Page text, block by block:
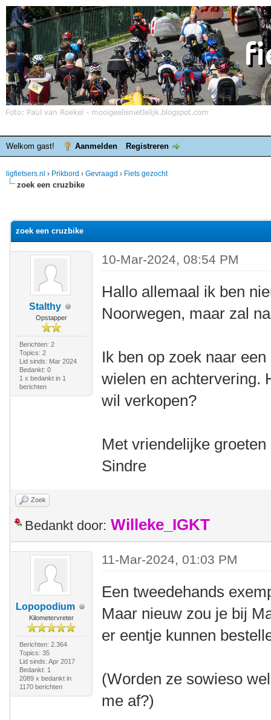
Welkom gast! Aanmelden Registreren
ligfietsers.nl › Prikbord › Gevraagd › Fiets gezocht
zoek een cruzbike
zoek een cruzbike
Stalthy
Opstapper
Berichten: 2
Topics: 2
Lid sinds: Mar 2024
Bedankt: 0
1 x bedankt in 1
berichten
10-Mar-2024, 08:54 PM
Hallo allemaal ik ben
Noorwegen, maar zal
Ik ben op zoek naar
wielen en achtervering.
wil verkopen?
Met vriendelijke groeten
Sindre
Zoek
Bedankt door: Willeke_IGKT
Lopopodium
Kilometervreter
Berichten: 2.364
Topics: 35
Lid sinds: Apr 2017
Bedankt: 1
2089 x bedankt in
1170 berichten
11-Mar-2024, 01:03 PM
Een tweedehands
Maar nieuw zou je bij
er eentje kunnen
(Worden ze sowieso
me af?)